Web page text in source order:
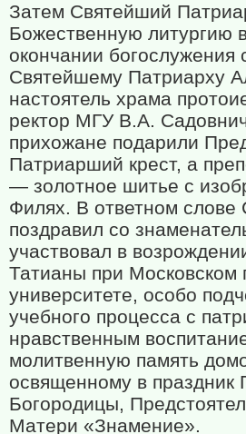
Затем Святейший
Божественную литургию
окончании богослужения
Святейшему Патриарху
настоятель храма
ректор МГУ В.А.
прихожане подарили
Патриарший крест, а
— золотное шитье с
Филях. В ответном
поздравил со
участвовал в
Татианы при Московском
университете, особо
учебного процесса с
нравственным
молитвенную память
освященному в праздник
Богородицы,
Матери «Знамение».